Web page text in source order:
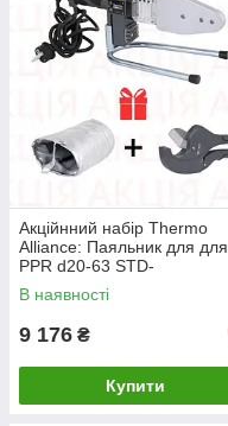
Акційнний набір Thermo
Alliance: Паяльник для для
PPR d20-63 STD-
103+подарунок Ножиці для
PPR d20-40 (нерж.)+Кожух
В наявності
9 176 ₴
Купити